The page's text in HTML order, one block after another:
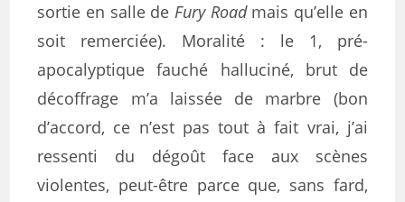
sortie en salle de Fury Roadmais qu’elle en
soit remerciée). Moralité : le 1, pré-
apocalyptique fauché halluciné, brut de
décoffrage m’a laissée de marbre (bon
d’accord, ce n’est pas tout à fait vrai, j’ai
ressenti du dégoût face aux scènes
violentes, peut-être parce que, sans fard,